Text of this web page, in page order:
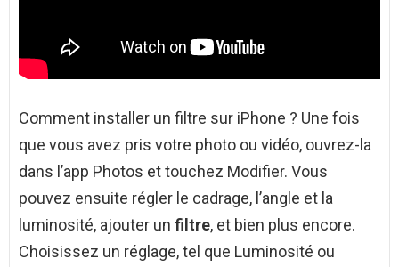
Comment installer un filtre sur iPhone ? Une fois
que vous avez pris votre photo ou vidéo, ouvrez-la
dans l’app Photos et touchez Modifier. Vous
pouvez ensuite régler le cadrage, l’angle et la
luminosité, ajouter un filtre, et bien plus encore.
Choisissez un réglage, tel que Luminosité ou